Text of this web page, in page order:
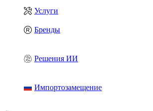
Услуги
Бренды
Решения ИИ
Импортозамещение